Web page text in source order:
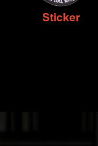
Sticker